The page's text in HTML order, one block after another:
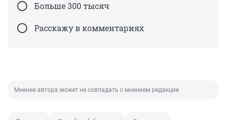
Больше 300 тысяч
Расскажу в комментариях
Мнение автора может не совпадать с мнением редакции